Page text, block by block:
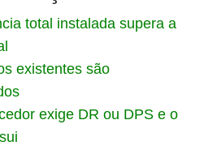
total instalada supera a
existentes são
exige DR ou DPS e o